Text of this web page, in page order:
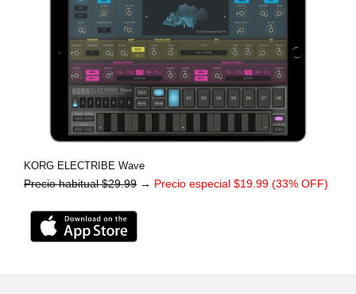
KORG ELECTRIBE Wave
Precio habitual $29.99 → Precio especial $19.99 (33% OFF)